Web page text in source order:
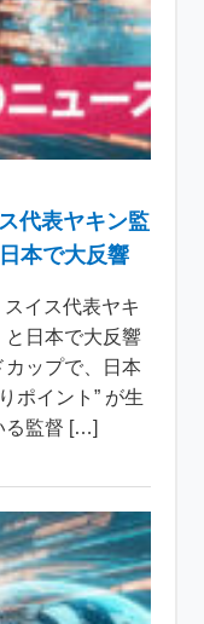
代表ヤキン監
本で大反響
イス代表ヤキ
と日本で大反響
ップで、日本
ポイント” が生
る監督 […]